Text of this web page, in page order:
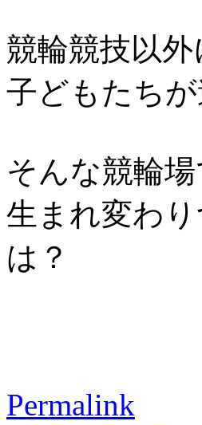
競輪競技以
子どもたち
そんな競輪
生まれ変わ
は？
Permalink